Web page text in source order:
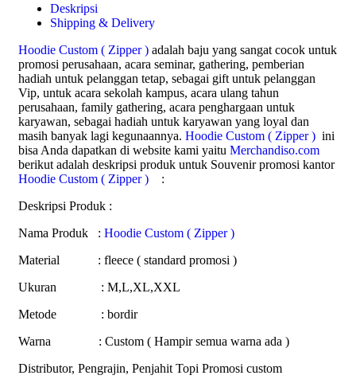
Deskripsi
Shipping & Delivery
Hoodie Custom ( Zipper ) adalah baju yang sangat cocok untuk
promosi perusahaan, acara seminar, gathering, pemberian
hadiah untuk pelanggan tetap, sebagai gift untuk pelanggan
Vip, untuk acara sekolah kampus, acara ulang tahun
perusahaan, family gathering, acara penghargaan untuk
karyawan, sebagai hadiah untuk karyawan yang loyal dan
masih banyak lagi kegunaannya. Hoodie Custom ( Zipper ) ini
bisa Anda dapatkan di website kami yaitu Merchandiso.com
berikut adalah deskripsi produk untuk Souvenir promosi kantor
Hoodie Custom ( Zipper ) :
Deskripsi Produk :
Nama Produk : Hoodie Custom ( Zipper )
Material : fleece ( standard promosi )
Ukuran : M,L,XL,XXL
Metode : bordir
Warna : Custom ( Hampir semua warna ada )
Distributor, Pengrajin, Penjahit Topi Promosi custom